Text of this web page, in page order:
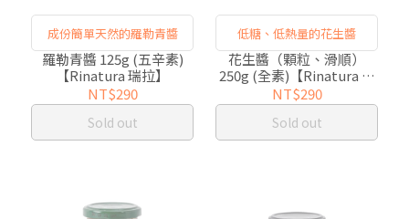
成份簡單天然的羅勒青醬
羅勒青醬 125g (五辛素)
【Rinatura 瑞拉】
NT$290
Sold out
低糖、低熱量的花生醬
花生醬（顆粒、滑順）
250g (全素)【Rinatura 瑞
拉】
NT$290
Sold out